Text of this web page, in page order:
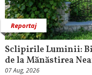
Reportaj
Sclipirile Luminii:
de la Mănăstirea
07 Aug, 2026